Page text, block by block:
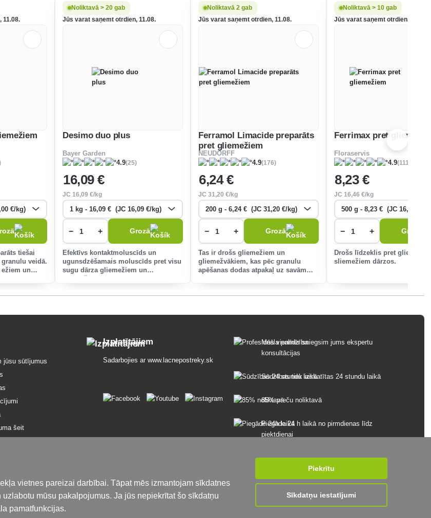
11.08.
tiešai
granulu veidā.
un
Noliktavā > 20 gab
Jūs varat saņemt otrdien, 11.08.
Desimo duo plus
Bayer Garden
4.9(25)
16,09 €
JC16,09 €/kg
− + Grozā
Efektīvs kontaktmoluscīds un
ugunsdzēšamais moluscīds pret visu
sugu dārza gliemežiem un
Noliktavā 2 gab
Jūs varat saņemt otrdien, 11.08.
Ferramol Limacide preparāts
pret gliemežiem
NEUDORFF
4.9(176)
6,24 €
JC31,20 €/kg
− + Grozā
Tas ir drošs gliemežiem un
gliemežvākiem, kas pēc granulu
apēšanas dodas atpakaļ uz savām
Noliktavā > 10 gab
Jūs varat saņemt otrdien, 11.08.
Ferrimax pret
Floraservis
4.9(111)
8,23 €
JC16,46 €/kg
− + Grozā
Drošs līdzeklis pret
sliemežiem dārzos.
jūsu sūtījumus
šeit
Izplatītājiem
Sadarbojies arwww.lacnepostreky.sk
Mēs vienmēr sniegsim jums ekspertu
konsultācijas
Sūdzības tiek izskatītas 24 stundu laikā
85% preču noliktavā
Piegāde 24 h laikā no pirmdienas līdz
piektdienai
vietnes pareizai darbībai. Tāpat mēs izmantojam sīkdatnes
mūsu pakalpojumus. Ja jūs nepiekrītat šo sīkdatņu
pamatfunkcijas.
Piekrītu
Sīkdatņu iestatījumi